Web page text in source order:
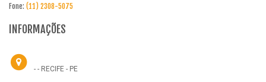
Fone: (11) 2308-5075
INFORMAÇÕES
- - RECIFE - PE